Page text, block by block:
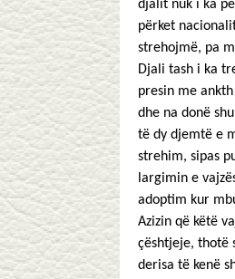
djalit nuk i ka
përket
strehojmë, pa
Djali tash i ka
presin me
dhe na donë
të dy djemtë e
strehim, sipas
largimin e
adoptim kur
Azizin që këtë
çështjeje, thotë
derisa të kenë